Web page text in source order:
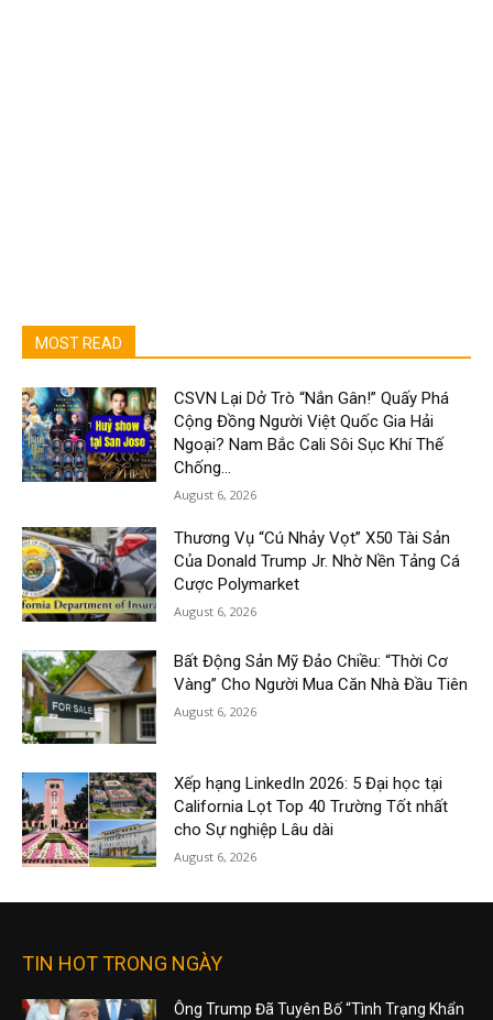
MOST READ
CSVN Lại Dở Trò “Nắn Gân!” Quấy Phá
Cộng Đồng Người Việt Quốc Gia Hải
Ngoại? Nam Bắc Cali Sôi Sục Khí Thế
Chống...
August 6, 2026
Thương Vụ “Cú Nhảy Vọt” X50 Tài Sản
Của Donald Trump Jr. Nhờ Nền Tảng Cá
Cược Polymarket
August 6, 2026
Bất Động Sản Mỹ Đảo Chiều: “Thời Cơ
Vàng” Cho Người Mua Căn Nhà Đầu Tiên
August 6, 2026
Xếp hạng LinkedIn 2026: 5 Đại học tại
California Lọt Top 40 Trường Tốt nhất
cho Sự nghiệp Lâu dài
August 6, 2026
TIN HOT TRONG NGÀY
Ông Trump Đã Tuyên Bố “Tình Trạng Khẩn